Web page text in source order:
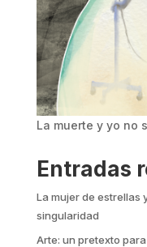
La muerte y yo no
Entradas
La mujer de estrellas
singularidad
Arte: un pretexto